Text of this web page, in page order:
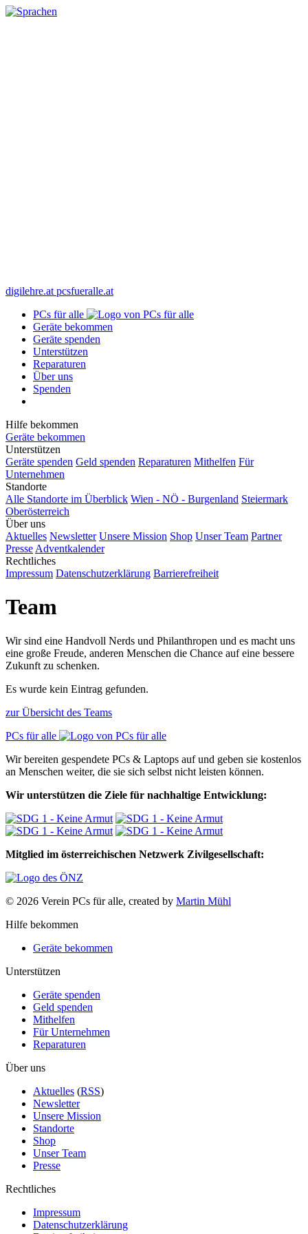
digilehre.at pcsfueralle.at
PCs für alle
Geräte bekommen
Geräte spenden
Unterstützen
Reparaturen
Über uns
Spenden
Hilfe bekommen
Geräte bekommen
Unterstützen
Geräte spenden Geld spenden Reparaturen Mithelfen Für
Unternehmen
Standorte
Alle Standorte im Überblick Wien - NÖ - Burgenland Steiermark
Oberösterreich
Über uns
Aktuelles Newsletter Unsere Mission Shop Unser Team Partner
Presse Adventkalender
Rechtliches
Impressum Datenschutzerklärung Barrierefreiheit
Team
Wir sind eine Handvoll Nerds und Philanthropen und es macht uns
eine große Freude, anderen Menschen die Chance auf eine bessere
Zukunft zu schenken.
Es wurde kein Eintrag gefunden.
zur Übersicht des Teams
PCs für alle
Wir bereiten gespendete PCs & Laptops auf und geben sie kostenlos
an Menschen weiter, die sie sich selbst nicht leisten können.
Wir unterstützen die Ziele für nachhaltige Entwicklung:
Mitglied im österreichischen Netzwerk Zivilgesellschaft:
© 2026 Verein PCs für alle, created by Martin Mühl
Hilfe bekommen
Geräte bekommen
Unterstützen
Geräte spenden
Geld spenden
Mithelfen
Für Unternehmen
Reparaturen
Über uns
Aktuelles (RSS)
Newsletter
Unsere Mission
Standorte
Shop
Unser Team
Presse
Rechtliches
Impressum
Datenschutzerklärung